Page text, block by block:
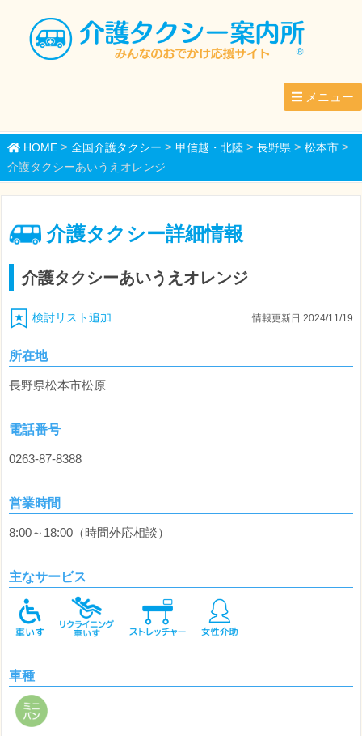
メニュー
HOME> 全国介護タクシー > 甲信越・北陸> 長野県> 松本市>
介護タクシーあいうえオレンジ
介護タクシー詳細情報
介護タクシーあいうえオレンジ
検討リスト追加 情報更新日 2024/11/19
所在地
長野県松本市松原
電話番号
0263‐87‐8388
営業時間
8:00～18:00（時間外応相談）
主なサービス
車種